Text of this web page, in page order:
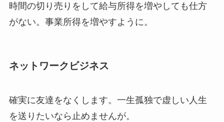
時間の切り売りをして給与所得を増やしても仕方
がない。事業所得を増やすように。
ネットワークビジネス
確実に友達をなくします。一生孤独で虚しい人生
を送りたいなら止めませんが。